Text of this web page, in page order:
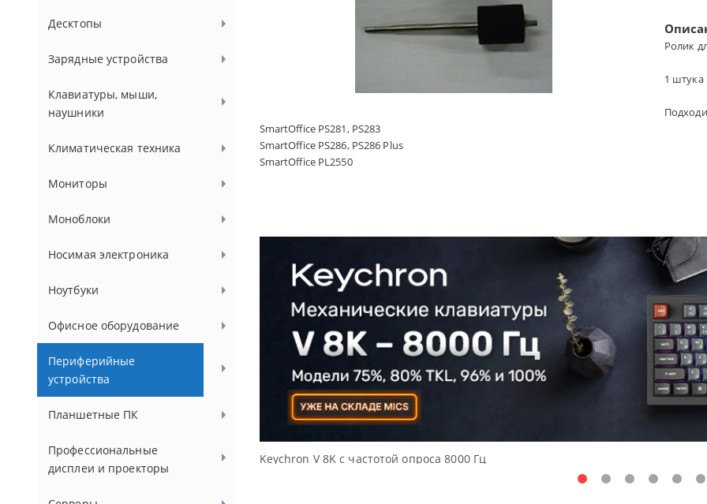
Десктопы
Зарядные устройства
Клавиатуры, мыши,
наушники
Климатическая техника
Мониторы
Моноблоки
Носимая электроника
Ноутбуки
Офисное оборудование
Периферийные
устройства
Планшетные ПК
Профессиональные
дисплеи и проекторы
Ролик
1 штука
SmartOffice PS281, PS283
SmartOffice PS286, PS286 Plus
SmartOffice PL2550
Keychron V 8K с частотой опроса 8000 Гц